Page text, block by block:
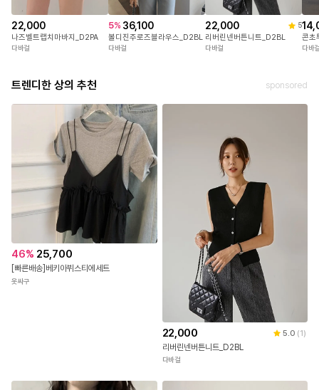
22,000
나즈벨트랩치마바지_D2PA
다바걸
5% 36,100
볼디진주로즈블라우스_D2BL
다바걸
22,000 5
리버린넨버튼니트_D2BL
다바걸
콘초
다바
트렌디한 상의 추천 sponsored
46% 25,700
[빠른배송]베키아뷔스티에세트
옷싸구
22,000 5.0 (1)
리버린넨버튼니트_D2BL
다바걸